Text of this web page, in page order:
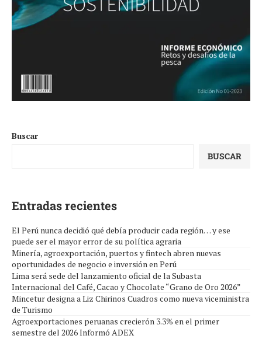
Buscar
BUSCAR
Entradas recientes
El Perú nunca decidió qué debía producir cada región… y ese
puede ser el mayor error de su política agraria
Minería, agroexportación, puertos y fintech abren nuevas
oportunidades de negocio e inversión en Perú
Lima será sede del lanzamiento oficial de la Subasta
Internacional del Café, Cacao y Chocolate “Grano de Oro 2026”
Mincetur designa a Liz Chirinos Cuadros como nueva viceministra
de Turismo
Agroexportaciones peruanas crecierón 3.3% en el primer
semestre del 2026 Informó ADEX